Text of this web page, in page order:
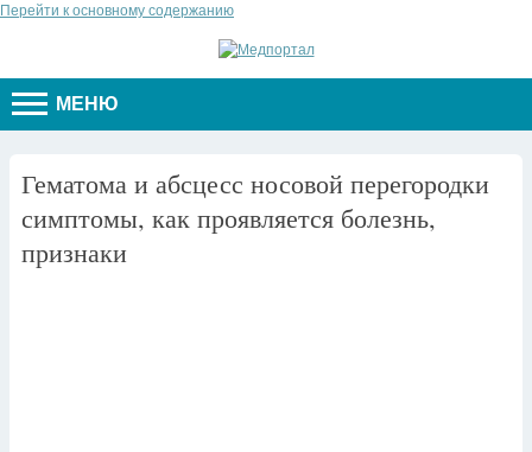
Перейти к основному содержанию
МЕНЮ
Гематома и абсцесс носовой перегородки
симптомы, как проявляется болезнь,
признаки